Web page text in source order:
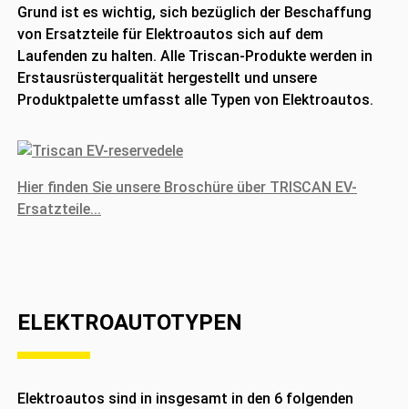
Grund ist es wichtig, sich bezüglich der Beschaffung
von Ersatzteile für Elektroautos sich auf dem
Laufenden zu halten. Alle Triscan-Produkte werden in
Erstausrüsterqualität hergestellt und unsere
Produktpalette umfasst alle Typen von Elektroautos.
Hier finden Sie unsere Broschüre über TRISCAN EV-
Ersatzteile...
ELEKTROAUTOTYPEN
Elektroautos sind in insgesamt in den 6 folgenden